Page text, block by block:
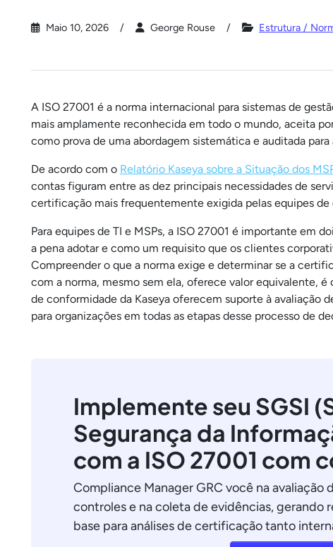
Maio 10, 2026 George Rouse Estrutura /
A ISO 27001 é a norma internacional para sistemas de
mais amplamente reconhecida em todo o mundo, aceita
como prova de uma abordagem sistemática e auditada
De acordo com o Relatório Kaseya sobre a Situação dos
contas figuram entre as dez principais necessidades de
certificação mais frequentemente exigida pelas equipes de
Para equipes de TI e MSPs, a ISO 27001 é importante em
a pena adotar e como um requisito que os clientes
Compreender o que a norma exige e determinar se a
com a norma, mesmo sem ela, oferece valor equivalente,
de conformidade da Kaseya oferecem suporte à avaliação
para organizações em todas as etapas desse processo de
Implemente seu SGSI
Segurança da
com a ISO 27001 com
Compliance Manager GRC você na
controles e na coleta de evidências, gerando
base para análises de certificação tanto